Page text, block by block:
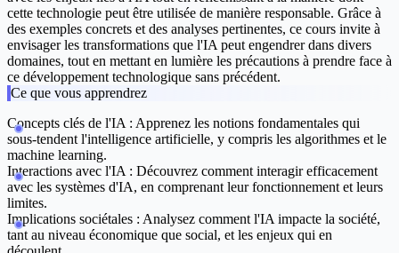
cette technologie peut être utilisée de manière responsable. Grâce à
des exemples concrets et des analyses pertinentes, ce cours invite à
envisager les transformations que l'IA peut engendrer dans divers
domaines, tout en mettant en lumière les précautions à prendre face à
ce développement technologique sans précédent.
Ce que vous apprendrez
Concepts clés de l'IA : Apprenez les notions fondamentales qui
sous-tendent l'intelligence artificielle, y compris les algorithmes et le
machine learning.
Interactions avec l'IA : Découvrez comment interagir efficacement
avec les systèmes d'IA, en comprenant leur fonctionnement et leurs
limites.
Implications sociétales : Analysez comment l'IA impacte la société,
tant au niveau économique que social, et les enjeux qui en